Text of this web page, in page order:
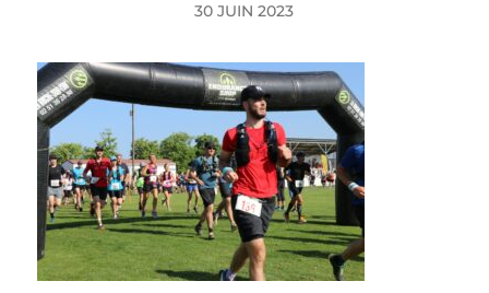
30 JUIN 2023